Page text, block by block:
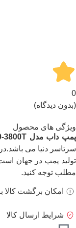
0
(بدون دیدگاه)
ویژگی های محصول
پمپ داب مدل CP 40-3800T
سرتاسر دنیا می
تولید پمپ در جهان
مطلب توجه کنید.
امکان برگشت کالا
شرایط ارسال کالا